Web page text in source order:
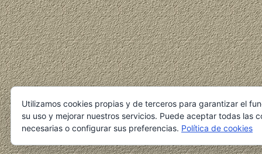
Utilizamos cookies propias y de terceros para garantizar el
su uso y mejorar nuestros servicios. Puede aceptar todas las
necesarias o configurar sus preferencias. Política de cookies